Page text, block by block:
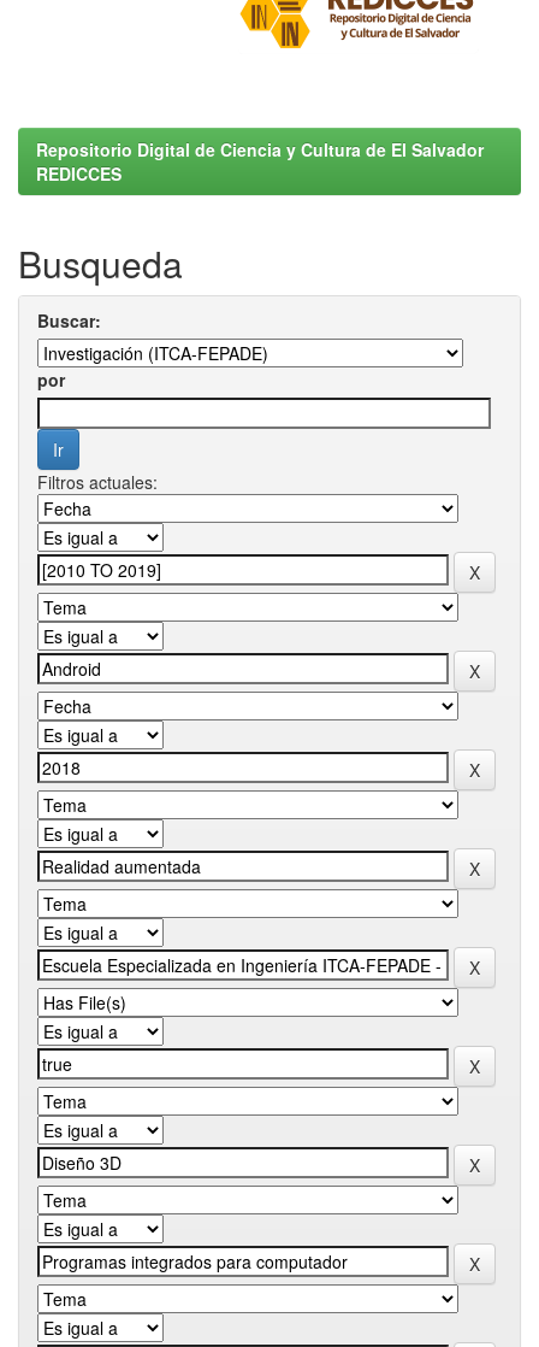
Repositorio Digital de Ciencia y Cultura de El Salvador
REDICCES
Busqueda
Buscar:
por
Filtros actuales: